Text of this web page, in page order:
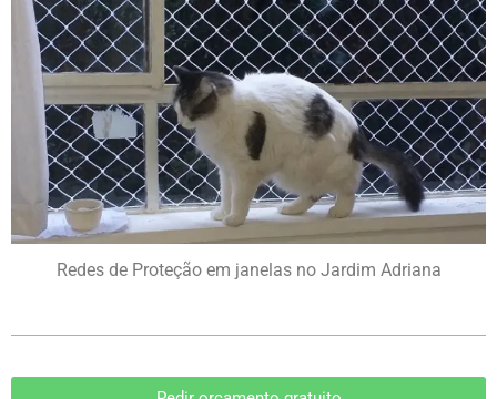
Redes de Proteção em janelas no Jardim Adriana